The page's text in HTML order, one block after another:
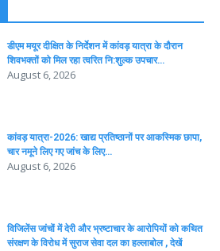
डीएम मयूर दीक्षित के निर्देशन में कांवड़ यात्रा के दौरान
शिवभक्तों को मिल रहा त्वरित नि:शुल्क उपचार…
August 6, 2026
कांवड़ यात्रा-2026: खाद्य प्रतिष्ठानों पर आकस्मिक छापा,
चार नमूने लिए गए जांच के लिए…
August 6, 2026
विजिलेंस जांचों में देरी और भ्रष्टाचार के आरोपियों को कथित
संरक्षण के विरोध में सुराज सेवा दल का हल्लाबोल , देखें